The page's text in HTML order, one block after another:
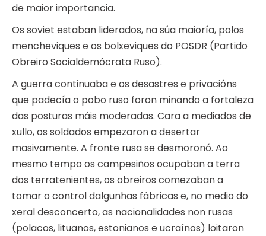
de maior importancia.
Os soviet estaban liderados, na súa maioría, polos
mencheviques e os bolxeviques do POSDR (Partido
Obreiro Socialdemócrata Ruso).
A guerra continuaba e os desastres e privacións
que padecía o pobo ruso foron minando a fortaleza
das posturas máis moderadas. Cara a mediados de
xullo, os soldados empezaron a desertar
masivamente. A fronte rusa se desmoronó. Ao
mesmo tempo os campesiños ocupaban a terra
dos terratenientes, os obreiros comezaban a
tomar o control dalgunhas fábricas e, no medio do
xeral desconcerto, as nacionalidades non rusas
(polacos, lituanos, estonianos e ucraínos) loitaron